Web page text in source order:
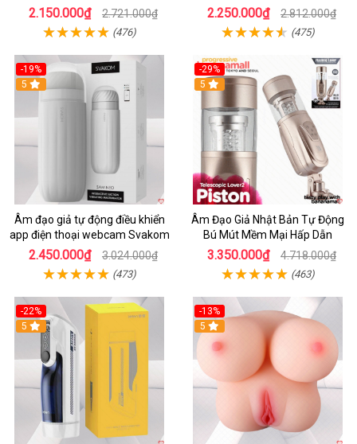
2.150.000₫ 2.721.000₫
(476)
tốt
2.250.000₫ 2.812.000₫
(475)
-19%
5
Âm đạo giả tự động điều khiển
app điện thoại webcam Svakom
2.450.000₫ 3.024.000₫
(473)
-29%
5
Âm Đạo Giả Nhật Bản Tự Động
Bú Mút Mềm Mại Hấp Dẫn
3.350.000₫ 4.718.000₫
(463)
-22%
5
-13%
5